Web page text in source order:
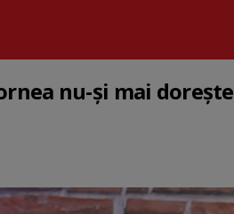
nu-și mai dorește